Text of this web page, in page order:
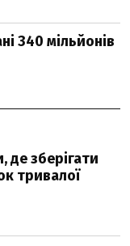
340 мільйонів
де зберігати
тривалої